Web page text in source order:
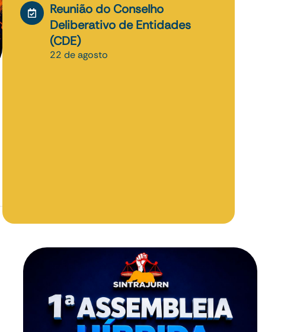
Reunião do Conselho
Deliberativo de Entidades
(CDE)
22 de agosto